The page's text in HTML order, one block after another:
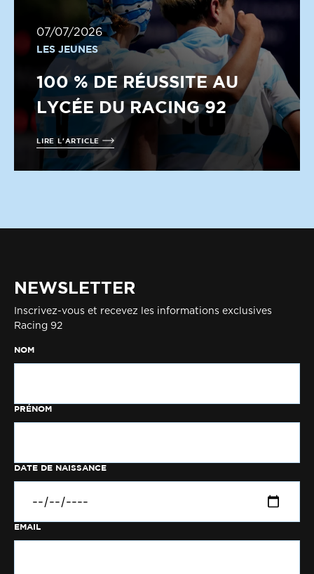
07/07/2026
LES JEUNES
100 % DE RÉUSSITE AU
LYCÉE DU RACING 92
LIRE L'ARTICLE
NEWSLETTER
Inscrivez-vous et recevez les informations exclusives
Racing 92
NOM
PRÉNOM
DATE DE NAISSANCE
EMAIL